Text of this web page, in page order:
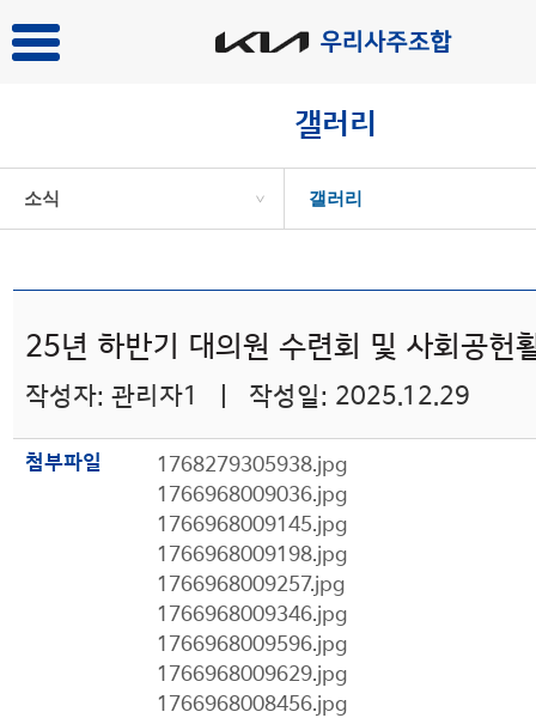
갤러리
소식 > 갤러리
25년 하반기 대의원 수련회 및 사회공헌
작성자: 관리자1 | 작성일: 2025.12.29
첨부파일
1768279305938.jpg
1766968009036.jpg
1766968009145.jpg
1766968009198.jpg
1766968009257.jpg
1766968009346.jpg
1766968009596.jpg
1766968009629.jpg
1766968008456.jpg